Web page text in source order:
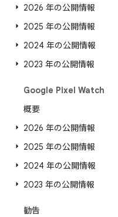
2026 年の公開情報
2025 年の公開情報
2024 年の公開情報
2023 年の公開情報
Google Pixel Watch
概要
2026 年の公開情報
2025 年の公開情報
2024 年の公開情報
2023 年の公開情報
勧告